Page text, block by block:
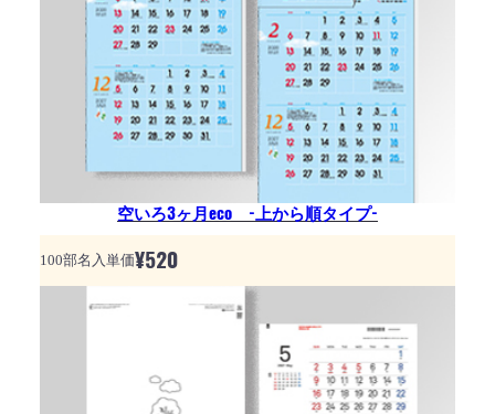
空いろ3ヶ月eco -上から順タイプ-
100部名入単価¥520